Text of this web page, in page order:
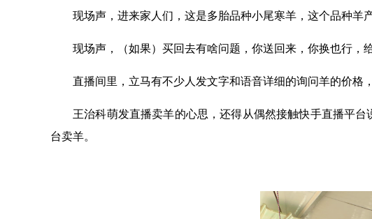
现场声， 进来家人们，这是多胎品种小尾寒羊，这个品种羊
现场声， （如果）买回去有啥问题，你送回来，你换也行，
直播间里，立马有不少人发文字和语音详细的询问羊的价格
王治科萌发直播卖羊的心思，还得从偶然接触快手直播平
台卖羊。